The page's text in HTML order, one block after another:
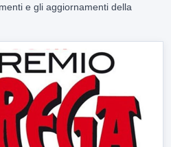
e gli aggiornamenti della